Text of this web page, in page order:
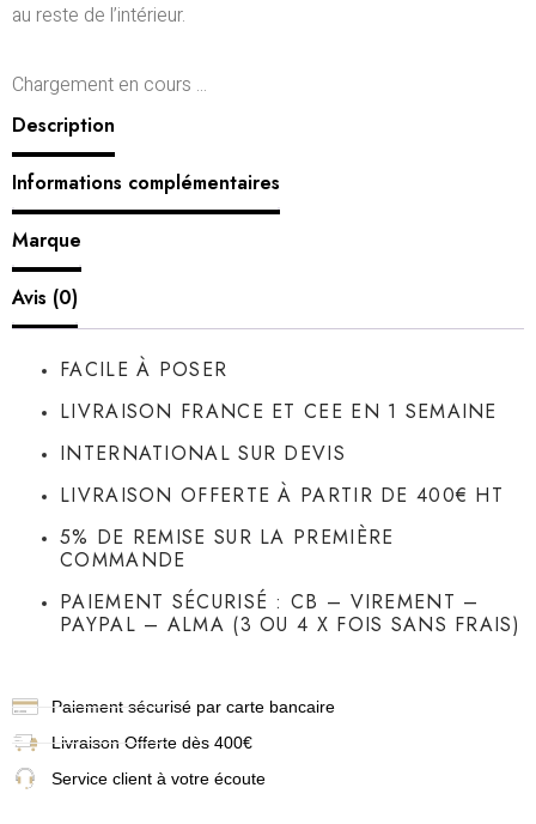
au reste de l’intérieur.
Chargement en cours ...
Description
Informations complémentaires
Marque
Avis (0)
FACILE À POSER
LIVRAISON FRANCE ET CEE EN 1 SEMAINE
INTERNATIONAL SUR DEVIS
LIVRAISON OFFERTE À PARTIR DE 400€ HT
5% DE REMISE SUR LA PREMIÈRE
COMMANDE
PAIEMENT SÉCURISÉ : CB – VIREMENT –
PAYPAL – ALMA (3 OU 4 X FOIS SANS FRAIS)
Paiement sécurisé par carte bancaire
Livraison Offerte dès 400€
Service client à votre écoute